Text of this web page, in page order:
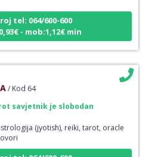
tel: 064/600-600
- mob:1,12€ min
/ Kod 64
savjetnik je slobodan
(jyotish), reiki, tarot, oracle
tel: 064/600-600